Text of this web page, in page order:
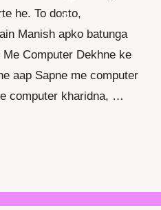
he. To dosto,
Manish apko batunga
Computer Dekhne ke
aap Sapne me computer
computer kharidna, …